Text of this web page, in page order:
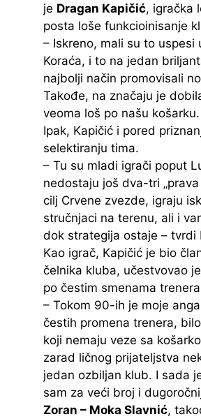
je Dragan Kapičić, igračka
posta loše funkcioinisanje
– Iskreno, mali su to
Koraća, i to na jedan
najbolji način promovisali
Takođe, na značaju je
veoma loš po našu košarku.
Ipak, Kapičić i pored
selektiranju tima.
– Tu su mladi igrači poput
nedostaju još dva-tri
cilj Crvene zvezde, igraju
stručnjaci na terenu, ali i
dok strategija ostaje – tvrdi
Kao igrač, Kapičić je bio
čelnika kluba, učestvovao
po čestim smenama
– Tokom 90-ih je moje
čestih promena trenera,
koji nemaju veze sa
zarad ličnog prijateljstva
jedan ozbiljan klub. I sada
sam za veći broj i
Zoran – Moka Slavnić,